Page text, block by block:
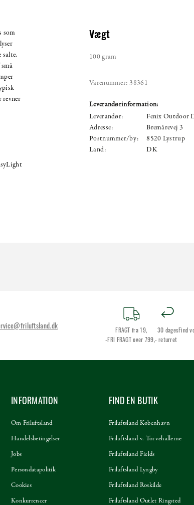
som
salte,
revner
Vægt
100 gram
Varenummer: 38361
Leverandørinformation:
Leverandør:
Fenix Outdoor
Adresse:
Bremårevej 3
Postnummer/by:
8520 Lystrup
Land:
DK
FRAGT fra 19,
-FRI FRAGT over 799,-
30 dages
returret
Find
INFORMATION
Om Friluftsland
Handelsbetingelser
Jobs
Persondatapolitik
Cookies
Konkurrencer
FIND EN BUTIK
Friluftsland København
Friluftsland v. Torvehallerne
Friluftsland Fields
Friluftsland Lyngby
Friluftsland Roskilde
Friluftsland Outlet Ringsted